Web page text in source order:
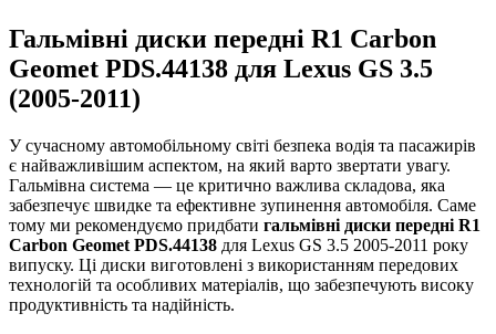
Гальмівні диски передні R1 Carbon
Geomet PDS.44138 для Lexus GS 3.5
(2005-2011)
У сучасному автомобільному світі безпека водія та пасажирів
є найважливішим аспектом, на який варто звертати увагу.
Гальмівна система — це критично важлива складова, яка
забезпечує швидке та ефективне зупинення автомобіля. Саме
тому ми рекомендуємо придбати гальмівні диски передні R1
Carbon Geomet PDS.44138 для Lexus GS 3.5 2005-2011 року
випуску. Ці диски виготовлені з використанням передових
технологій та особливих матеріалів, що забезпечують високу
продуктивність та надійність.